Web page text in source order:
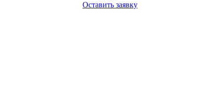
Оставить заявку